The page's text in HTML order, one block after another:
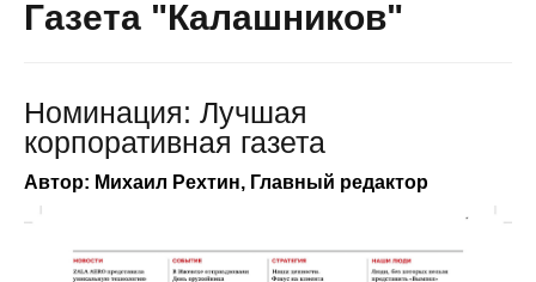
Газета "Калашников"
Номинация: Лучшая
корпоративная газета
Автор: Михаил Рехтин, Главный редактор